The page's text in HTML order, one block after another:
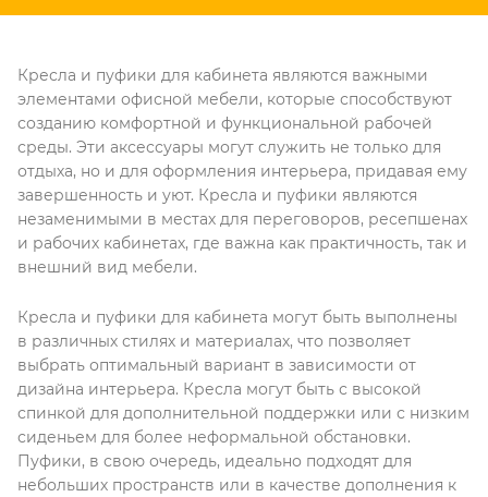
Кресла и пуфики для кабинета являются важными
элементами офисной мебели, которые способствуют
созданию комфортной и функциональной рабочей
среды. Эти аксессуары могут служить не только для
отдыха, но и для оформления интерьера, придавая ему
завершенность и уют. Кресла и пуфики являются
незаменимыми в местах для переговоров, ресепшенах
и рабочих кабинетах, где важна как практичность, так и
внешний вид мебели.
Кресла и пуфики для кабинета могут быть выполнены
в различных стилях и материалах, что позволяет
выбрать оптимальный вариант в зависимости от
дизайна интерьера. Кресла могут быть с высокой
спинкой для дополнительной поддержки или с низким
сиденьем для более неформальной обстановки.
Пуфики, в свою очередь, идеально подходят для
небольших пространств или в качестве дополнения к